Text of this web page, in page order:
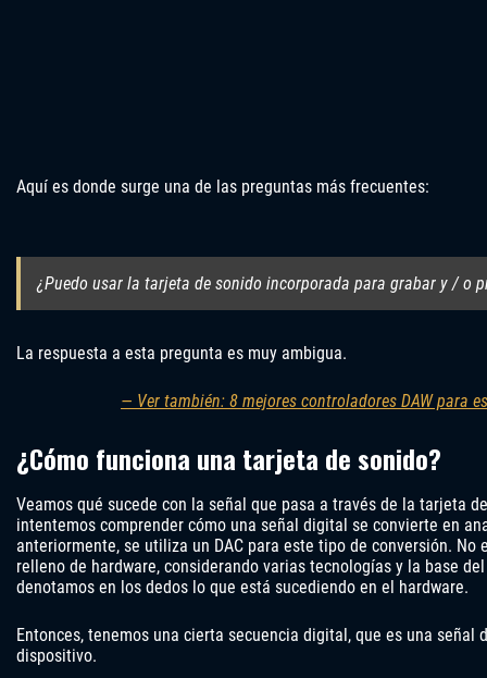
Aquí es donde surge una de las preguntas más frecuentes:
¿Puedo usar la tarjeta de sonido incorporada para grabar y / o
La respuesta a esta pregunta es muy ambigua.
— Ver también: 8 mejores controladores DAW para
¿Cómo funciona una tarjeta de sonido?
Veamos qué sucede con la señal que pasa a través de la tarjeta
intentemos comprender cómo una señal digital se convierte en
anteriormente, se utiliza un DAC para este tipo de conversión. No
relleno de hardware, considerando varias tecnologías y la base
denotamos en los dedos lo que está sucediendo en el hardware.
Entonces, tenemos una cierta secuencia digital, que es una señal
dispositivo.